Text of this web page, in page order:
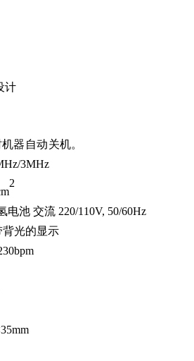
计
器自动关机。
3MHz
2
电池 交流 220/110V, 50/60Hz
背光的显示
35mm